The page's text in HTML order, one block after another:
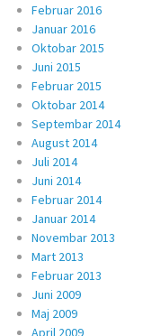
Februar 2016
Januar 2016
Oktobar 2015
Juni 2015
Februar 2015
Oktobar 2014
Septembar 2014
August 2014
Juli 2014
Juni 2014
Februar 2014
Januar 2014
Novembar 2013
Mart 2013
Februar 2013
Juni 2009
Maj 2009
April 2009